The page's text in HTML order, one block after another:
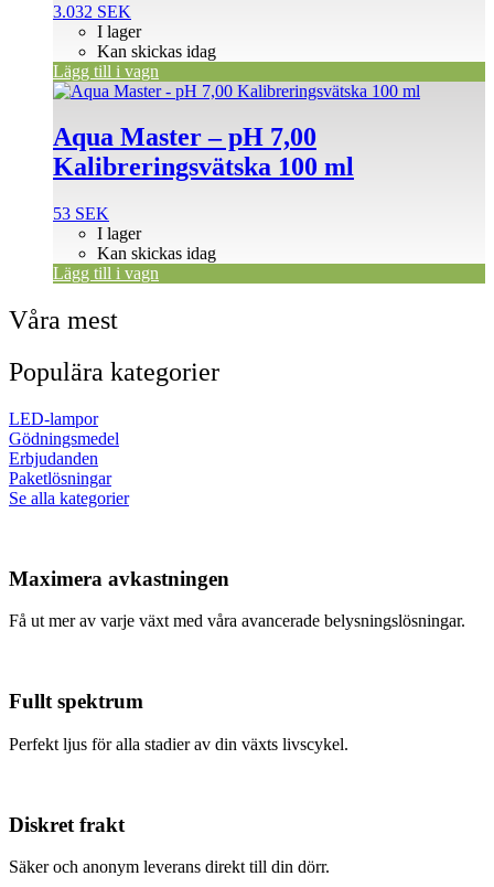
3.032 SEK
I lager
Kan skickas idag
Lägg till i vagn
Aqua Master – pH 7,00
Kalibreringsvätska 100 ml
53 SEK
I lager
Kan skickas idag
Lägg till i vagn
Våra mest
Populära kategorier
LED-lampor
Gödningsmedel
Erbjudanden
Paketlösningar
Se alla kategorier
Maximera avkastningen
Få ut mer av varje växt med våra avancerade belysningslösningar.
Fullt spektrum
Perfekt ljus för alla stadier av din växts livscykel.
Diskret frakt
Säker och anonym leverans direkt till din dörr.